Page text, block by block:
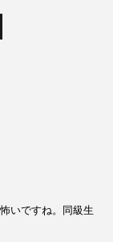
いですね。同級生